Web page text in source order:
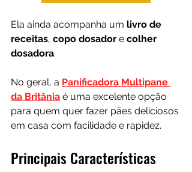
Ela ainda acompanha um livro de
receitas, copo dosador e colher
dosadora.
No geral, a Panificadora Multipane
da Britânia é uma excelente opção
para quem quer fazer pães deliciosos
em casa com facilidade e rapidez.
Principais Características